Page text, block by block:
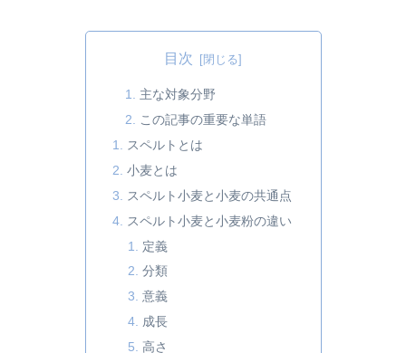
目次
主な対象分野
この記事の重要な単語
スペルトとは
小麦とは
スペルト小麦と小麦の共通点
スペルト小麦と小麦粉の違い
定義
分類
意義
成長
高さ